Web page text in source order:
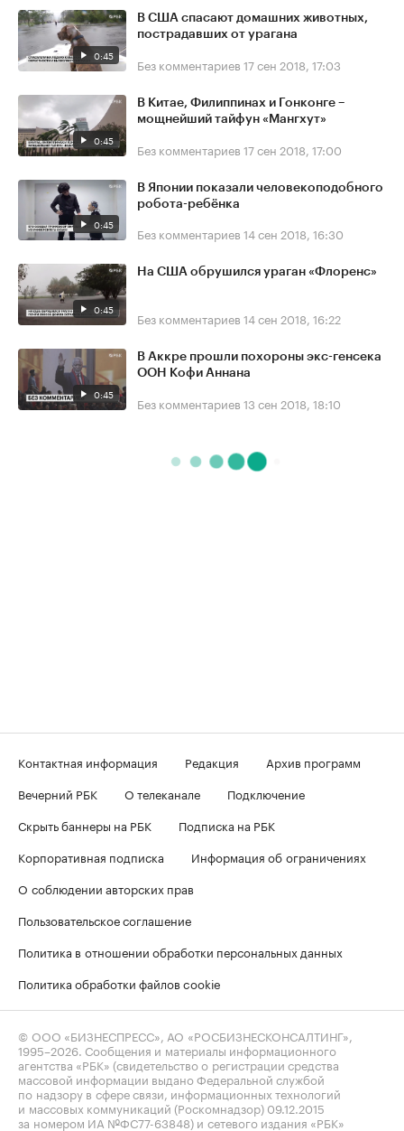
0:45
В США спасают домашних животных,
пострадавших от урагана
Без комментариев 17 сен 2018, 17:03
0:45
В Китае, Филиппинах и Гонконге –
мощнейший тайфун «Мангхут»
Без комментариев 17 сен 2018, 17:00
0:45
В Японии показали человекоподобного
робота-ребёнка
Без комментариев 14 сен 2018, 16:30
0:45
На США обрушился ураган «Флоренс»
Без комментариев 14 сен 2018, 16:22
0:45
В Аккре прошли похороны экс-генсека
ООН Кофи Аннана
Без комментариев 13 сен 2018, 18:10
Контактная информация Редакция
Архив программ
Вечерний РБК
О телеканале
Подключение
Скрыть баннеры на РБК
Подписка на РБК
Корпоративная подписка
Информация об ограничениях
О соблюдении авторских прав
Пользовательское соглашение
Политика в отношении обработки персональных данных
Политика обработки файлов cookie
© ООО «БИЗНЕСПРЕСС», АО «РОСБИЗНЕСКОНСАЛТИНГ»,
1995–2026 . Сообщения и материалы информационного
агентства «РБК» (свидетельство о регистрации средства
массовой информации выдано Федеральной службой
по надзору в сфере связи, информационных технологий
и массовых коммуникаций (Роскомнадзор) 09.12.2015
за номером ИА №ФС77-63848) и сетевого издания «РБК»